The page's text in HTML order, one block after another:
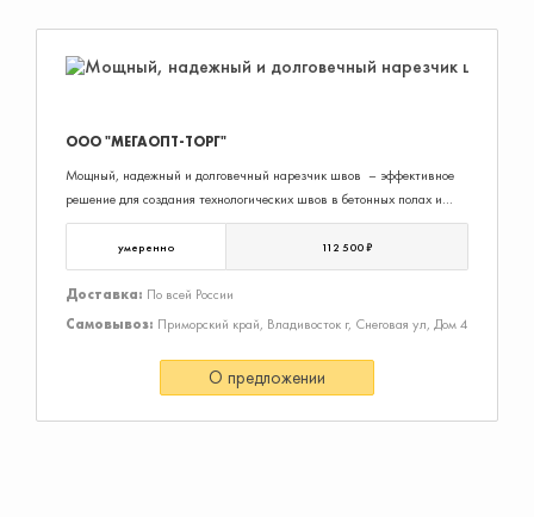
ООО "МЕГАОПТ-ТОРГ"
Мощный, надежный и долговечный нарезчик швов – эффективное
решение для создания технологических швов в бетонных полах и
асфальтовых покрытиях
Основные особенности:
Японские подшипники, установленные на всех узлах машины,
обеспечивают долгий срок эксплуатации
Укрепленная стальная рама позволяет уменьшить вибрацию при
Контроль дроссельной заслонки
Высокая регулируемая ручка, обеспечивающая оператору
умеренно 112 500 ₽
Доставка: По всей России
Самовывоз: Приморский край, Владивосток г, Снеговая ул, Дом 4
О предложении